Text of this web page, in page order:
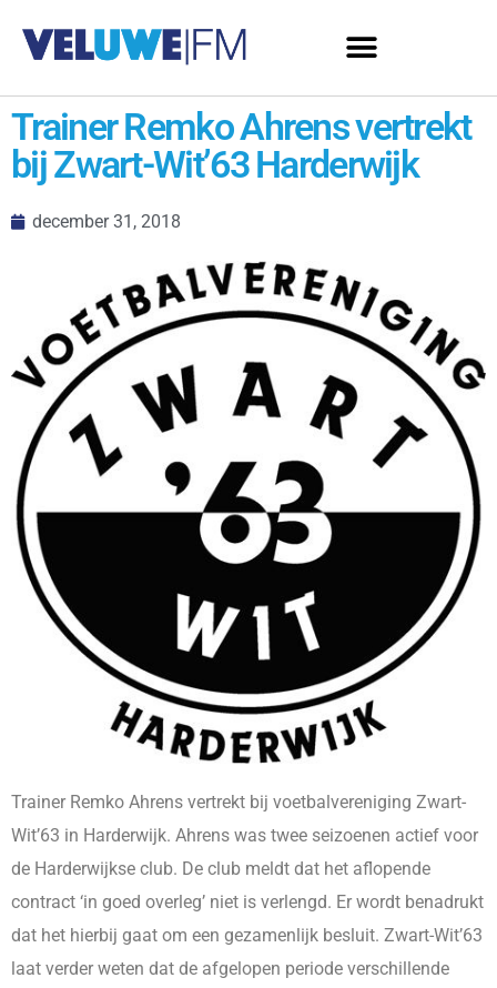
Trainer Remko Ahrens vertrekt
bij Zwart-Wit’63 Harderwijk
december 31, 2018
Trainer Remko Ahrens vertrekt bij voetbalvereniging Zwart-
Wit’63 in Harderwijk. Ahrens was twee seizoenen actief voor
de Harderwijkse club. De club meldt dat het aflopende
contract ‘in goed overleg’ niet is verlengd. Er wordt benadrukt
dat het hierbij gaat om een gezamenlijk besluit. Zwart-Wit’63
laat verder weten dat de afgelopen periode verschillende